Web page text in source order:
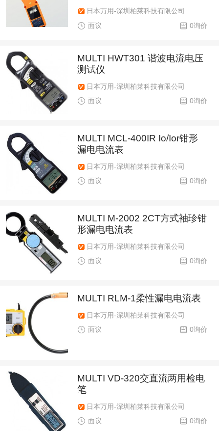
日本万用-深圳柏莱科技有限公司
0询价
面议
MULTI HWT301 谐波电流电压
测试仪
日本万用-深圳柏莱科技有限公司
0询价
面议
MULTI MCL-400IR Io/Ior钳形
漏电电流表
日本万用-深圳柏莱科技有限公司
0询价
面议
MULTI M-2002 2CT方式袖珍钳
形漏电电流表
日本万用-深圳柏莱科技有限公司
0询价
面议
MULTI RLM-1柔性漏电电流表
日本万用-深圳柏莱科技有限公司
0询价
面议
MULTI VD-320交直流两用检电
笔
日本万用-深圳柏莱科技有限公司
0询价
面议